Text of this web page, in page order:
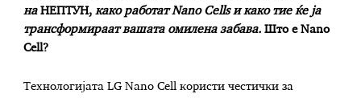
наНЕПТУН, како работатNano Cells и како тие ќе ја
трансформираат вашата омилена забава. Што е Nano
Cell?
Технологијата LG Nano Cell користи честички за